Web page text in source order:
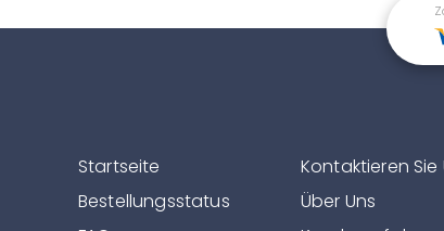
Startseite
Bestellungsstatus
Kontaktieren Sie
Über Uns